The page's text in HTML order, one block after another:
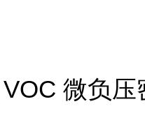
微负压